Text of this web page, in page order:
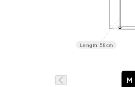
Length 58cm
M